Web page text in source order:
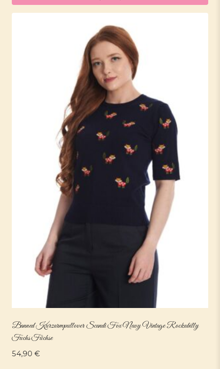
Banned Kurzarmpullover Scandi Fox Navy Vintage Rockabilly
Fuchs Füchse
54,90 €